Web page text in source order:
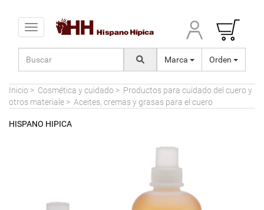
Toggle navigation
Marca Orden
Inicio > Cosmética y cuidado > Productos para cuidado del cuero y
otros materiale > Aceites, cremas y grasas para el cuero
HISPANO HIPICA